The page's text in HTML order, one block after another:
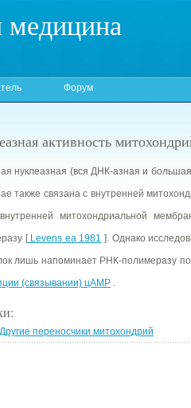
медицина
Форум
активность
нуклеазная (вся ДНК-азная и
также связана с внутренней
митохондриальной
[Levens ea 1981 ]. Однако
лишь напоминает РНК-полимеразу
(связывании) цAMP .
Другие переносчики митохондрий